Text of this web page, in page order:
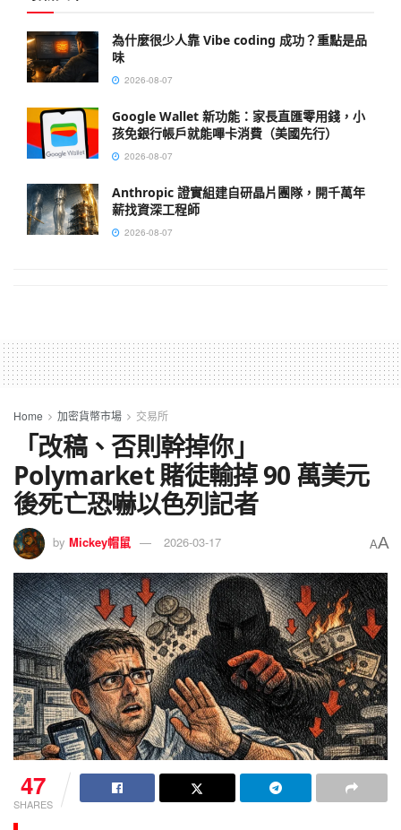
為什麼很少人靠 Vibe coding 成功？重點是品
味
2026-08-07
Google Wallet 新功能：家長直匯零用錢，小
孩免銀行帳戶就能嗶卡消費（美國先行）
2026-08-07
Anthropic 證實組建自研晶片團隊，開千萬年
薪找資深工程師
2026-08-07
Home 加密貨幣市場 交易所
「改稿、否則幹掉你」
Polymarket 賭徒輸掉 90 萬美元
後死亡恐嚇以色列記者
by Mickey帽鼠 2026-03-17 AA
47
SHARES